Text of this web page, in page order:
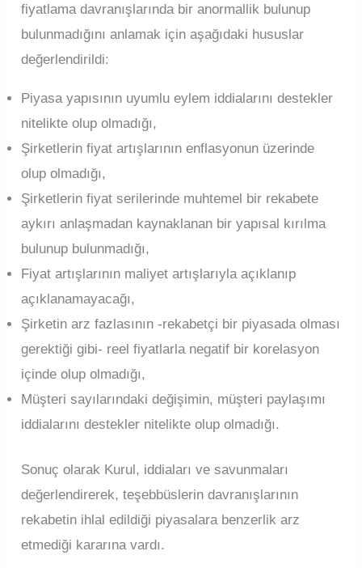
fiyatlama davranışlarında bir anormallik bulunup
bulunmadığını anlamak için aşağıdaki hususlar
değerlendirildi:
Piyasa yapısının uyumlu eylem iddialarını destekler
nitelikte olup olmadığı,
Şirketlerin fiyat artışlarının enflasyonun üzerinde
olup olmadığı,
Şirketlerin fiyat serilerinde muhtemel bir rekabete
aykırı anlaşmadan kaynaklanan bir yapısal kırılma
bulunup bulunmadığı,
Fiyat artışlarının maliyet artışlarıyla açıklanıp
açıklanamayacağı,
Şirketin arz fazlasının -rekabetçi bir piyasada olması
gerektiği gibi- reel fiyatlarla negatif bir korelasyon
içinde olup olmadığı,
Müşteri sayılarındaki değişimin, müşteri paylaşımı
iddialarını destekler nitelikte olup olmadığı.
Sonuç olarak Kurul, iddiaları ve savunmaları
değerlendirerek, teşebbüslerin davranışlarının
rekabetin ihlal edildiği piyasalara benzerlik arz
etmediği kararına vardı.